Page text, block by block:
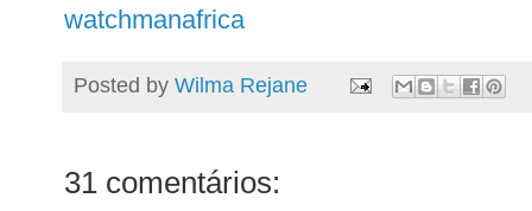
watchmanafrica
Posted by Wilma Rejane
31 comentários: